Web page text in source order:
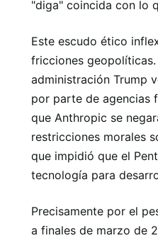
"diga" coincida con lo
Este escudo ético
fricciones
administración Trump
por parte de agencias
que Anthropic se
restricciones morales
que impidió que el
tecnología para
Precisamente por el
a finales de marzo de